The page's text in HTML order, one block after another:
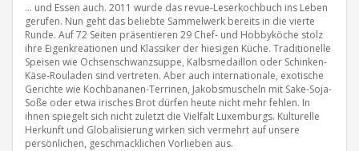
… und Essen auch. 2011 wurde das revue-Leserkochbuch ins Leben
gerufen. Nun geht das beliebte Sammelwerk bereits in die vierte
Runde. Auf 72 Seiten präsentieren 29 Chef- und Hobbyköche stolz
ihre Eigenkreationen und Klassiker der hiesigen Küche. Traditionelle
Speisen wie Ochsenschwanzsuppe, Kalbsmedaillon oder Schinken-
Käse-Rouladen sind vertreten. Aber auch internationale, exotische
Gerichte wie Kochbananen-Terrinen, Jakobsmuscheln mit Sake-Soja-
Soße oder etwa irisches Brot dürfen heute nicht mehr fehlen. In
ihnen spiegelt sich nicht zuletzt die Vielfalt Luxemburgs. Kulturelle
Herkunft und Globalisierung wirken sich vermehrt auf unsere
persönlichen, geschmacklichen Vorlieben aus.